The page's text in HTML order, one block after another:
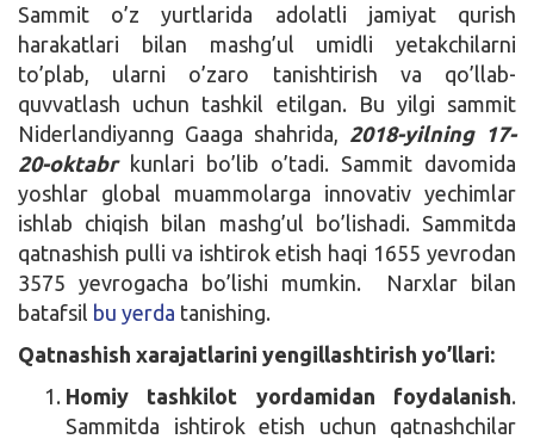
Sammit o’z yurtlarida adolatli jamiyat qurish
harakatlari bilan mashg’ul umidli yetakchilarni
to’plab, ularni o’zaro tanishtirish va qo’llab-
quvvatlash uchun tashkil etilgan. Bu yilgi sammit
Niderlandiyanng Gaaga shahrida, 2018-yilning 17-
20-oktabr kunlari bo’lib o’tadi. Sammit davomida
yoshlar global muammolarga innovativ yechimlar
ishlab chiqish bilan mashg’ul bo’lishadi. Sammitda
qatnashish pulli va ishtirok etish haqi 1655 yevrodan
3575 yevrogacha bo’lishi mumkin. Narxlar bilan
batafsil bu yerda tanishing.
Qatnashish xarajatlarini yengillashtirish yo’llari:
Homiy tashkilot yordamidan foydalanish.
Sammitda ishtirok etish uchun qatnashchilar